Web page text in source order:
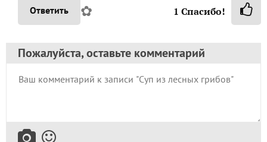
Ответить ✿ 1 Спасибо!
Пожалуйста, оставьте комментарий